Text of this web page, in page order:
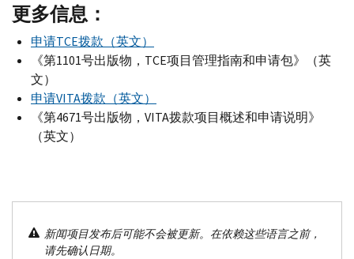
更多信息：
申请TCE拨款（英文）
《第1101号出版物， TCE项目管理指南和申请包》（英
文）
申请VITA拨款（英文）
《第4671号出版物， VITA拨款项目概述和申请说明》
（英文）
新闻项目发布后可能不会被更新。在依赖这些语言之前，
请先确认日期。